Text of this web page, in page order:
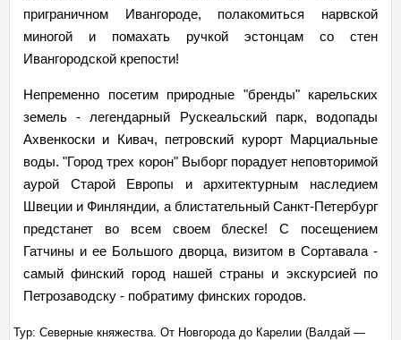
приграничном Ивангороде, полакомиться нарвской
миногой и помахать ручкой эстонцам со стен
Ивангородской крепости!
Непременно посетим природные "бренды" карельских
земель - легендарный Рускеальский парк, водопады
Ахвенкоски и Кивач, петровский курорт Марциальные
воды. "Город трех корон" Выборг порадует неповторимой
аурой Старой Европы и архитектурным наследием
Швеции и Финляндии, а блистательный Санкт-Петербург
предстанет во всем своем блеске! С посещением
Гатчины и ее Большого дворца, визитом в Сортавала -
самый финский город нашей страны и экскурсией по
Петрозаводску - побратиму финских городов.
Тур: Северные княжества. От Новгорода до Карелии (Валдай —